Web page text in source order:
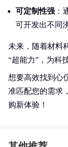
可定制性强 ：
可开发出不同
未来，随着材料
“超能力”，为科
想要高效找到心
准匹配您的需求
购新体验！